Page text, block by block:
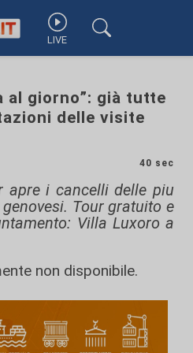
LIVE
al giorno”: già tutte
delle visite
40 sec
apre i cancelli delle piu
Tour gratuito e
Villa Luxoro a
non disponibile.